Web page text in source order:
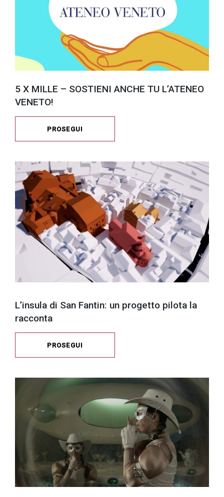
5 X MILLE – SOSTIENI ANCHE TU L’ATENEO
VENETO!
PROSEGUI
L’insula di San Fantin: un progetto pilota la
racconta
PROSEGUI